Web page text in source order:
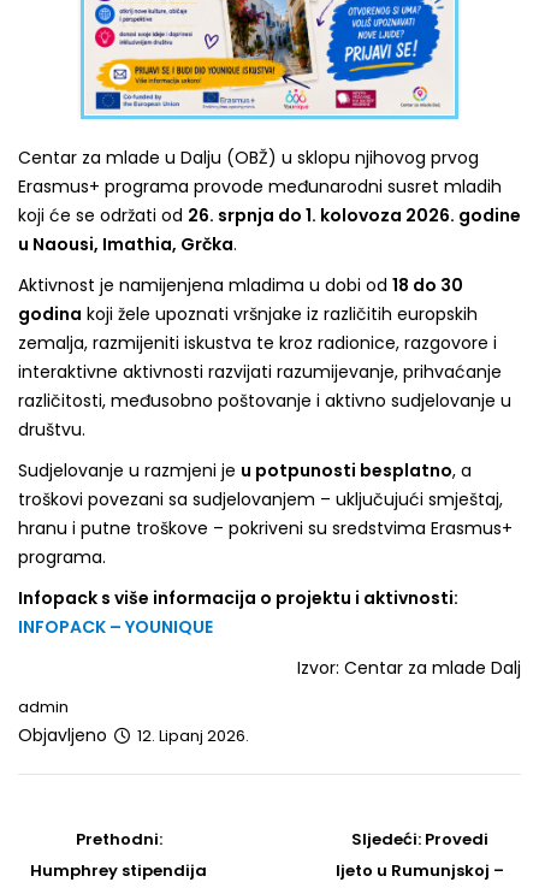
Centar za mlade u Dalju (OBŽ) u sklopu njihovog prvog
Erasmus+ programa provode međunarodni susret mladih
koji će se održati od 26. srpnja do 1. kolovoza 2026. godine
u Naousi, Imathia, Grčka.
Aktivnost je namijenjena mladima u dobi od 18 do 30
godina koji žele upoznati vršnjake iz različitih europskih
zemalja, razmijeniti iskustva te kroz radionice, razgovore i
interaktivne aktivnosti razvijati razumijevanje, prihvaćanje
različitosti, međusobno poštovanje i aktivno sudjelovanje u
društvu.
Sudjelovanje u razmjeni je u potpunosti besplatno, a
troškovi povezani sa sudjelovanjem – uključujući smještaj,
hranu i putne troškove – pokriveni su sredstvima Erasmus+
programa.
Infopack s više informacija o projektu i aktivnosti:
INFOPACK – YOUNIQUE
Izvor: Centar za mlade Dalj
admin
Objavljeno 12. Lipanj 2026.
navigation
Prethodni:Prethodni
post
Humphrey stipendija
Sljedeći: Sljedeći
Post
Provedi
ljeto u Rumunjskoj –